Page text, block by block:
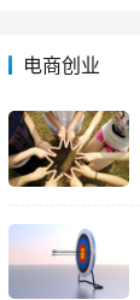
电商创业